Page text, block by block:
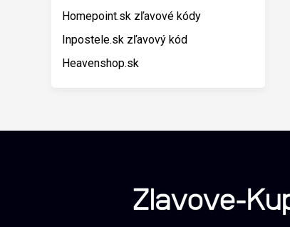
Homepoint.sk zľavové kódy
Inpostele.sk zľavový kód
Heavenshop.sk